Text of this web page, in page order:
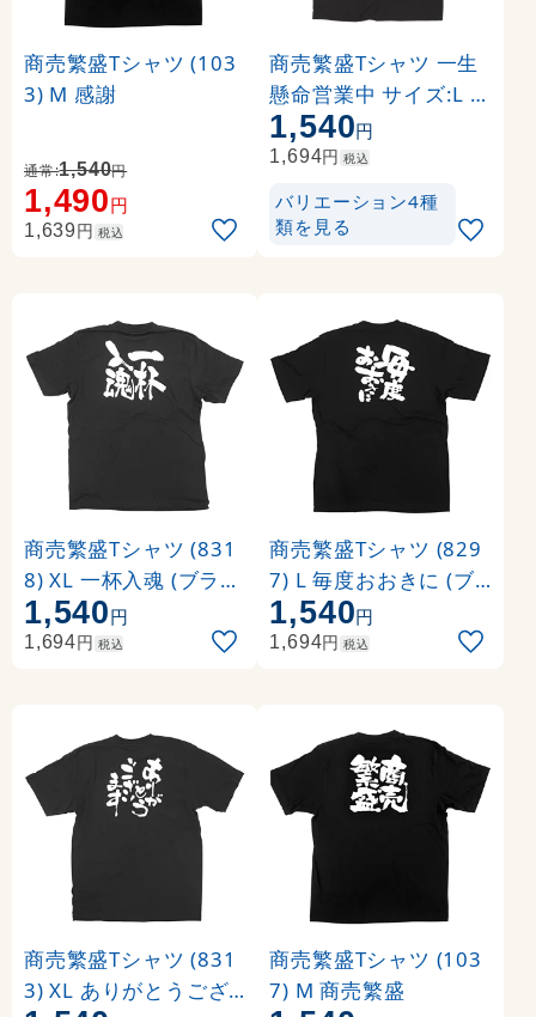
商売繁盛Tシャツ (103
3) M 感謝
通常:1,540円
1,490円
1,639円 税込
商売繁盛Tシャツ 一生
懸命営業中 サイズ:L (1
2759)
1,540円
1,694円 税込
バリエーション4種
類を見る
商売繁盛Tシャツ (831
8) XL 一杯入魂 (ブラッ
ク)
1,540円
1,694円 税込
商売繁盛Tシャツ (829
7) L 毎度おおきに (ブ
ラック)
1,540円
1,694円 税込
商売繁盛Tシャツ (831
3) XL ありがとうござ
商売繁盛Tシャツ (103
7) M 商売繁盛